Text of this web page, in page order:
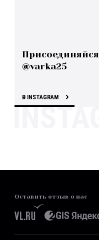
Присоединяйся
@varka25
В INSTAGRAM
Оставить отзыв о нас